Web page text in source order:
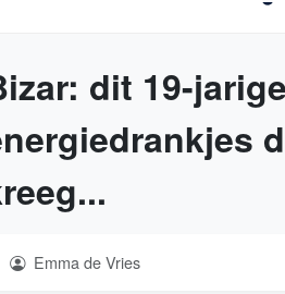
dit 19-
Emma de Vries